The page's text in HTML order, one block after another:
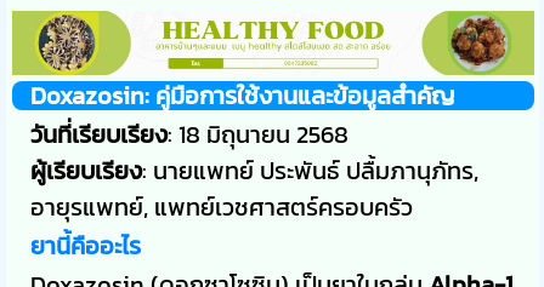
Doxazosin: คู่มือการใช้งานและข้อมูลสำคัญ
วันที่เรียบเรียง: 18 มิถุนายน 2568
ผู้เรียบเรียง: นายแพทย์ ประพันธ์ ปลื้มภานุภัทร,
อายุรแพทย์, แพทย์เวชศาสตร์ครอบครัว
ยานี้คืออะไร